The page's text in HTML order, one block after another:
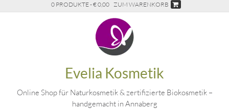
0 PRODUKTE - € 0,00 ZUM WARENKORB
Evelia Kosmetik
Online Shop für Naturkosmetik & zertifizierte Biokosmetik –
handgemacht in Annaberg